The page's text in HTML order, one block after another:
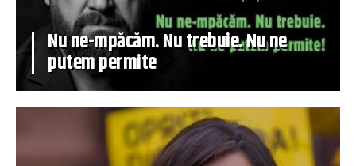
Nu ne-mpăcăm. Nu trebuie. Nu ne
putem permite